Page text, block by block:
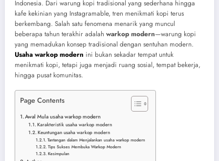
Indonesia. Dari warung kopi tradisional yang sederhana hingga
kafe kekinian yang Instagramable, tren menikmati kopi terus
berkembang. Salah satu fenomena menarik yang muncul
beberapa tahun terakhir adalah warkop modern—warung kopi
yang memadukan konsep tradisional dengan sentuhan modern.
Usaha warkop modern ini bukan sekadar tempat untuk
menikmati kopi, tetapi juga menjadi ruang sosial, tempat bekerja,
hingga pusat komunitas.
Page Contents
Awal Mula usaha warkop modern
Karakteristik usaha warkop modern
Keuntungan usaha warkop modern
Tantangan dalam Menjalankan usaha warkop modern
Tips Sukses Membuka Warkop Modern
Kesimpulan